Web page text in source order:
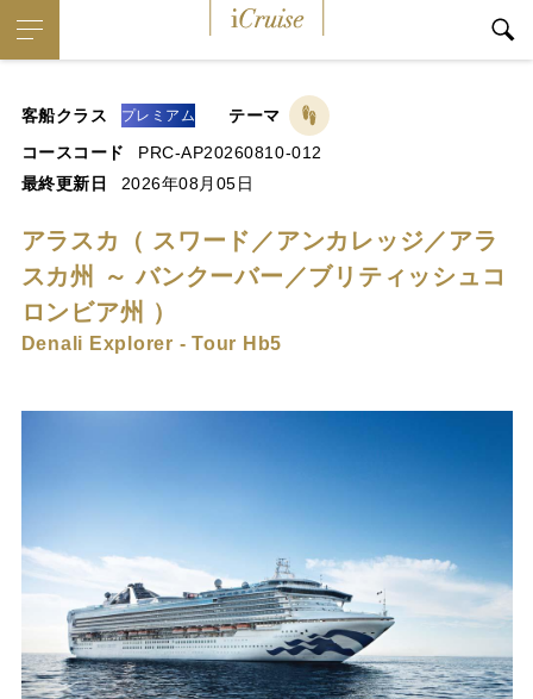
客船クラス プレミアム
テーマ
コースコード
PRC-AP20260810-012
最終更新日
2026年08月05日
アラスカ（ スワード／アンカレッジ／アラ
スカ州 ～ バンクーバー／ブリティッシュコ
ロンビア州 ）
Denali Explorer - Tour Hb5